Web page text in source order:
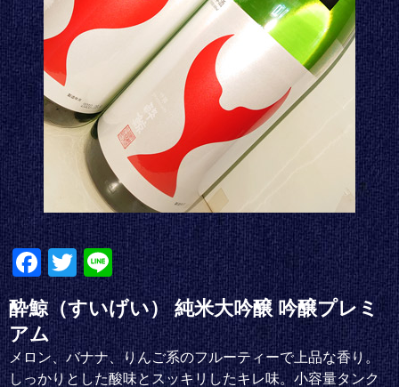
Fa
ce
bo
ok
T
wi
tte
r
Li
ne
酔鯨（すいげい） 純米大吟醸 吟醸プレミ
アム
メロン、バナナ、りんご系のフルーティーで上品な香り。
しっかりとした酸味とスッキリしたキレ味。小容量タンク